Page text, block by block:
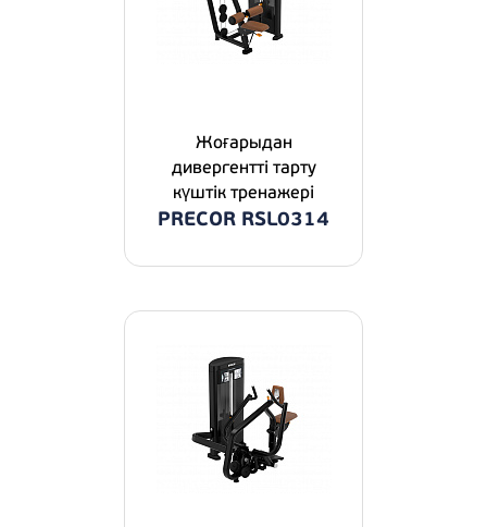
Жоғарыдан
дивергентті тарту
күштік тренажері
PRECOR RSL0314